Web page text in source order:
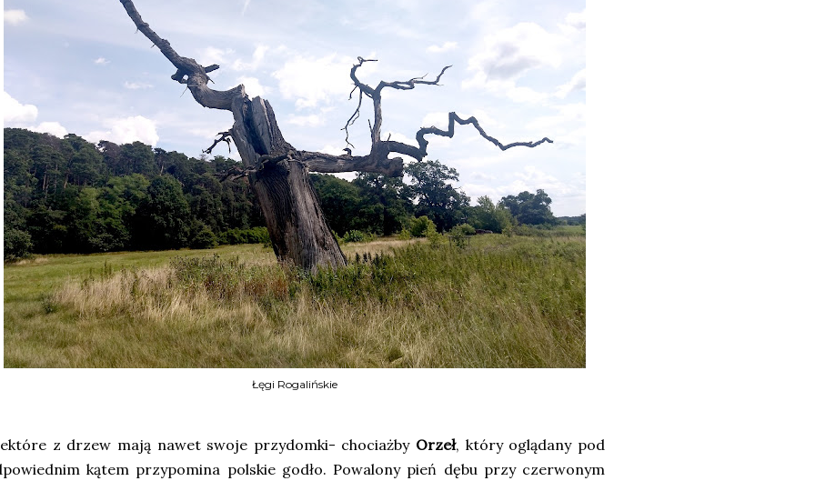
Łęgi Rogalińskie
z drzew mają nawet swoje przydomki- chociażby Orzeł, który oglądany pod
kątem przypomina polskie godło. Powalony pień dębu przy czerwonym